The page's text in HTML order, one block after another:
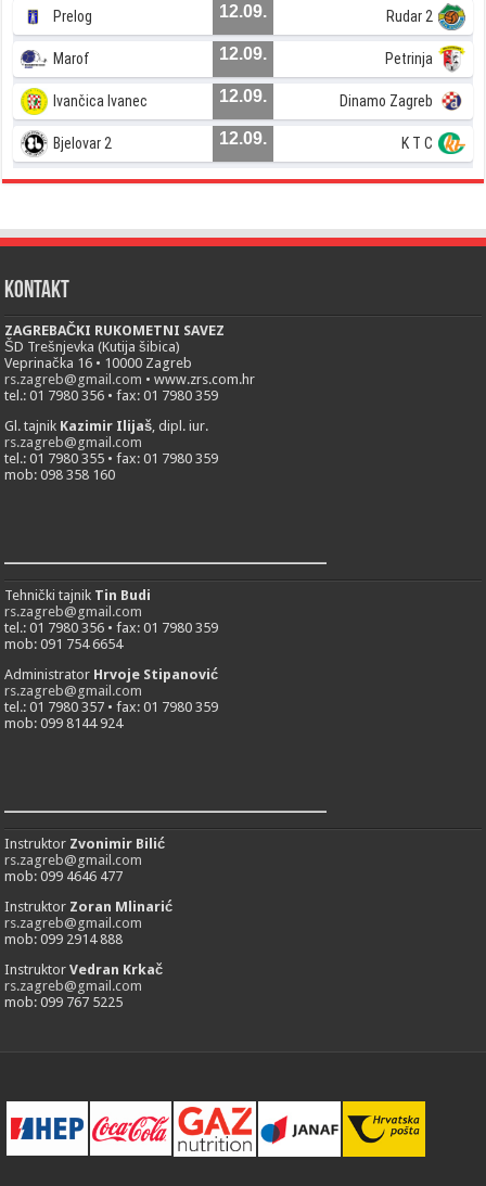
Prelog 12.09. Rudar 2
Marof 12.09. Petrinja
Ivančica Ivanec 12.09. Dinamo Zagreb
Bjelovar 2 12.09. K T C
Kontakt
ZAGREBAČKI RUKOMETNI SAVEZ
ŠD Trešnjevka (Kutija šibica)
Veprinačka 16 • 10000 Zagreb
rs.zagreb@gmail.com • www.zrs.com.hr
tel.: 01 7980 356 • fax: 01 7980 359
Gl. tajnik Kazimir Ilijaš , dipl. iur.
rs.zagreb@gmail.com
tel.: 01 7980 355 • fax: 01 7980 359
mob: 098 358 160
Tehnički tajnik Tin Budi
rs.zagreb@gmail.com
tel.: 01 7980 356 • fax: 01 7980 359
mob: 091 754 6654
Administrator Hrvoje Stipanović
rs.zagreb@gmail.com
tel.: 01 7980 357 • fax: 01 7980 359
mob: 099 8144 924
Instruktor Zvonimir Bilić
rs.zagreb@gmail.com
mob: 099 4646 477
Instruktor Zoran Mlinarić
rs.zagreb@gmail.com
mob: 099 2914 888
InstruktorVedran Krkač
rs.zagreb@gmail.com
mob: 099 767 5225